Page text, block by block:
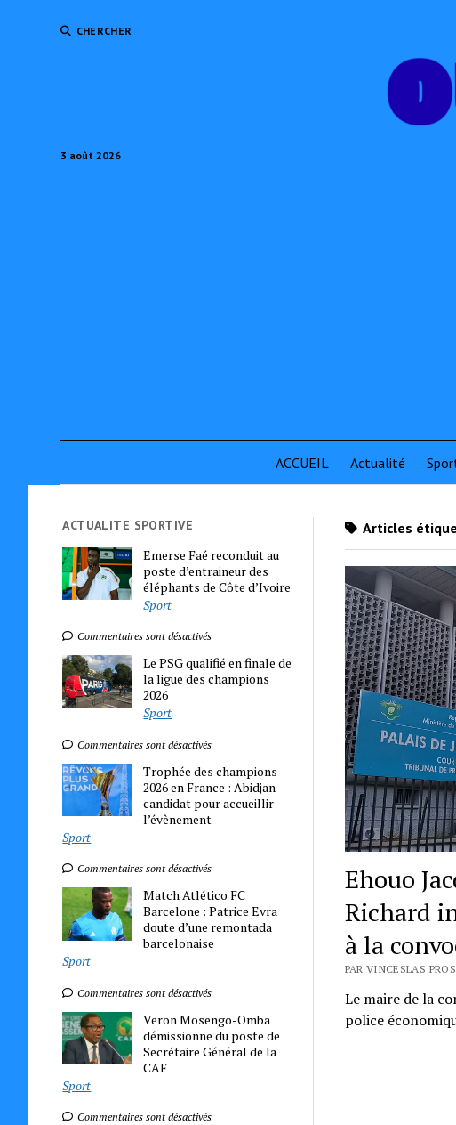
CHERCHER
3 août 2026
ACCUEIL Actualité
ACTUALITE SPORTIVE
Emerse Faé reconduit au
poste d’entraineur des
éléphants de Côte d’Ivoire
Sport
Commentaires sont désactivés
Le PSG qualifié en finale de
la ligue des champions
2026
Sport
Commentaires sont désactivés
Trophée des champions
2026 en France : Abidjan
candidat pour accueillir
l’évènement
Sport
Commentaires sont désactivés
Match Atlético FC
Barcelone : Patrice Evra
doute d’une remontada
barcelonaise
Sport
Commentaires sont désactivés
Veron Mosengo-Omba
démissionne du poste de
Secrétaire Général de la
CAF
Sport
Commentaires sont désactivés
Articles
Ehouo
Richard
à la
PAR VINCESLAS
Le maire de la
police